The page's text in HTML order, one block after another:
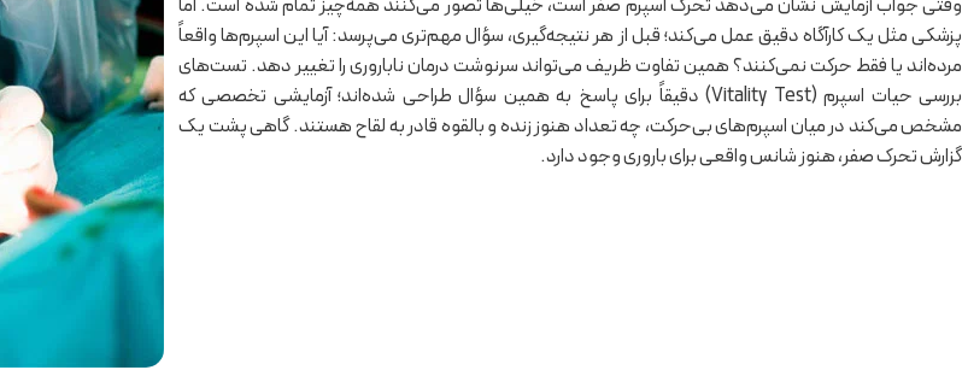
وقتی جواب آزمایش نشان می‌دهد تحرک اسپرم صفر است، خیلی‌ها تصور می‌کنند همه‌چیز تمام شده است. اما
پزشکی مثل یک کارآگاه دقیق عمل می‌کند؛ قبل از هر نتیجه‌گیری، سؤال مهم‌تری می‌پرسد: آیا این اسپرم‌ها واقعاً
مرده‌اند یا فقط حرکت نمی‌کنند؟ همین تفاوت ظریف می‌تواند سرنوشت درمان ناباروری را تغییر دهد. تست‌های
بررسی حیات اسپرم (Vitality Test) دقیقاً برای پاسخ به همین سؤال طراحی شده‌اند؛ آزمایشی تخصصی که
مشخص می‌کند در میان اسپرم‌های بی‌حرکت، چه تعداد هنوز زنده و بالقوه قادر به لقاح هستند. گاهی پشت یک
گزارش تحرک صفر، هنوز شانس واقعی برای باروری وجود دارد.